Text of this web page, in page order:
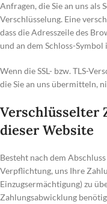
Anfragen, die Sie an uns als
Verschlüsselung. Eine
dass die Adresszeile des
und an dem Schloss-
Wenn die SSL- bzw. TLS-
die Sie an uns übermitteln,
Verschlüsselter
dieser Website
Besteht nach dem
Verpflichtung, uns Ihre
Einzugsermächtigung) zu
Zahlungsabwicklung